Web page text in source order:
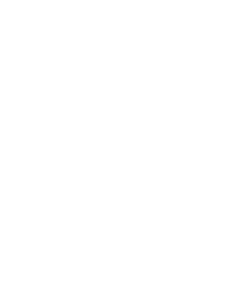
免除の申請について
文公開審査会について